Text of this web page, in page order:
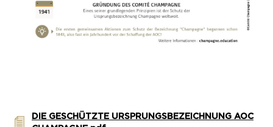
DIE GESCHÜTZTE URSPRUNGSBEZEICHNUNG AOC